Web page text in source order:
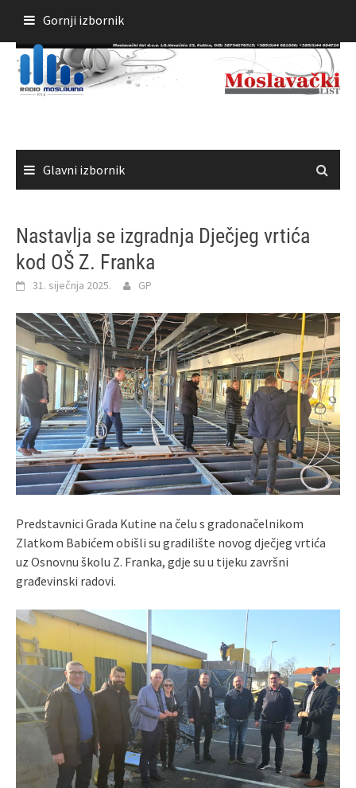
sadržaja
Gornji izbornik
Glavni izbornik
Nastavlja se izgradnja Dječjeg vrtića
kod OŠ Z. Franka
31. siječnja 2025. GP
Predstavnici Grada Kutine na čelu s gradonačelnikom
Zlatkom Babićem obišli su gradilište novog dječjeg vrtića
uz Osnovnu školu Z. Franka, gdje su u tijeku završni
građevinski radovi.